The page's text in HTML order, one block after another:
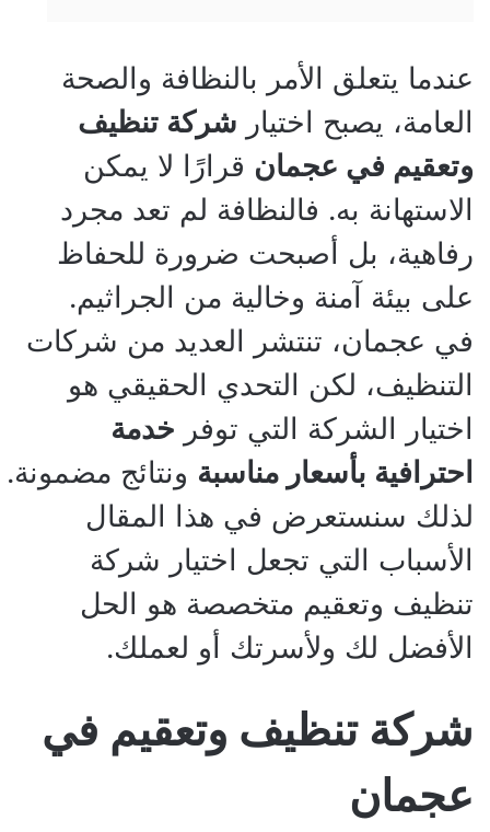
عندما يتعلق الأمر بالنظافة والصحة
العامة، يصبح اختيار شركة تنظيف
وتعقيم في عجمان قرارًا لا يمكن
الاستهانة به. فالنظافة لم تعد مجرد
رفاهية، بل أصبحت ضرورة للحفاظ
على بيئة آمنة وخالية من الجراثيم.
في عجمان، تنتشر العديد من شركات
التنظيف، لكن التحدي الحقيقي هو
اختيار الشركة التي توفر خدمة
احترافية بأسعار مناسبة ونتائج مضمونة.
لذلك سنستعرض في هذا المقال
الأسباب التي تجعل اختيار شركة
تنظيف وتعقيم متخصصة هو الحل
الأفضل لك ولأسرتك أو لعملك.
شركة تنظيف وتعقيم في
عجمان